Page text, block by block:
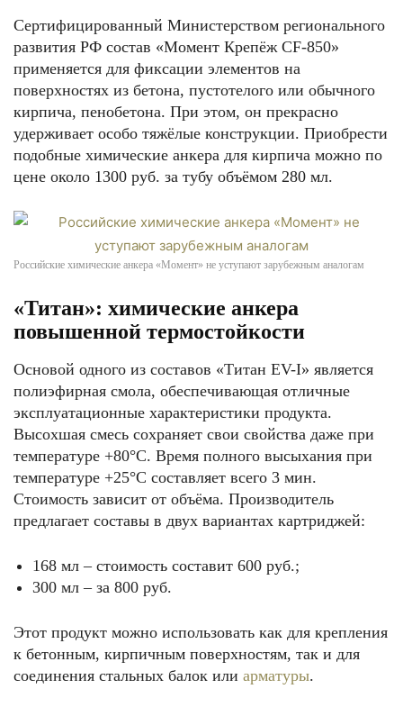
Сертифицированный Министерством регионального
развития РФ состав «Момент Крепёж CF-850»
применяется для фиксации элементов на
поверхностях из бетона, пустотелого или обычного
кирпича, пенобетона. При этом, он прекрасно
удерживает особо тяжёлые конструкции. Приобрести
подобные химические анкера для кирпича можно по
цене около 1300 руб. за тубу объёмом 280 мл.
Российские химические анкера «Момент» не уступают зарубежным аналогам
«Титан»: химические анкера
повышенной термостойкости
Основой одного из составов «Титан EV-I» является
полиэфирная смола, обеспечивающая отличные
эксплуатационные характеристики продукта.
Высохшая смесь сохраняет свои свойства даже при
температуре +80°С. Время полного высыхания при
температуре +25°С составляет всего 3 мин.
Стоимость зависит от объёма. Производитель
предлагает составы в двух вариантах картриджей:
168 мл – стоимость составит 600 руб.;
300 мл – за 800 руб.
Этот продукт можно использовать как для крепления
к бетонным, кирпичным поверхностям, так и для
соединения стальных балок или арматуры.